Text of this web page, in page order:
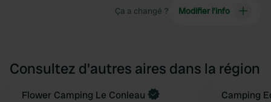
Ça a changé ? Modifier l’info
Consultez d'autres aires dans la région
Reserve maintenant
Flower Camping Le Conleau Reserve
Camping